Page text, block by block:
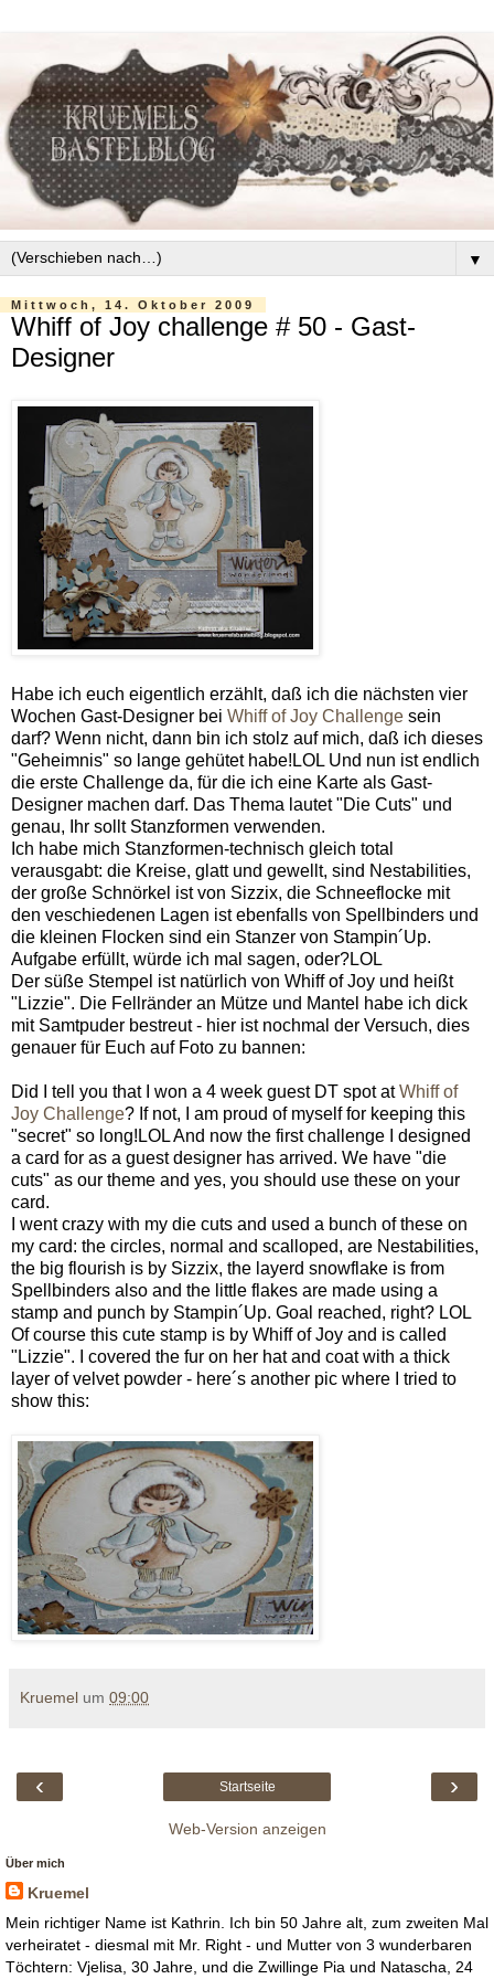
▼
Mittwoch, 14. Oktober 2009
Whiff of Joy challenge # 50 - Gast-
Designer
Habe ich euch eigentlich erzählt, daß ich die nächsten vier
Wochen Gast-Designer bei Whiff of Joy Challenge sein
darf? Wenn nicht, dann bin ich stolz auf mich, daß ich dieses
"Geheimnis" so lange gehütet habe!LOL Und nun ist endlich
die erste Challenge da, für die ich eine Karte als Gast-
Designer machen darf. Das Thema lautet "Die Cuts" und
genau, Ihr sollt Stanzformen verwenden.
Ich habe mich Stanzformen-technisch gleich total
verausgabt: die Kreise, glatt und gewellt, sind Nestabilities,
der große Schnörkel ist von Sizzix, die Schneeflocke mit
den veschiedenen Lagen ist ebenfalls von Spellbinders und
die kleinen Flocken sind ein Stanzer von Stampin´Up.
Aufgabe erfüllt, würde ich mal sagen, oder?LOL
Der süße Stempel ist natürlich von Whiff of Joy und heißt
"Lizzie". Die Fellränder an Mütze und Mantel habe ich dick
mit Samtpuder bestreut - hier ist nochmal der Versuch, dies
genauer für Euch auf Foto zu bannen:
Did I tell you that I won a 4 week guest DT spot atWhiff of
Joy Challenge? If not, I am proud of myself for keeping this
"secret" so long!LOL And now the first challenge I designed
a card for as a guest designer has arrived. We have "die
cuts" as our theme and yes, you should use these on your
card.
I went crazy with my die cuts and used a bunch of these on
my card: the circles, normal and scalloped, are Nestabilities,
the big flourish is by Sizzix, the layerd snowflake is from
Spellbinders also and the little flakes are made using a
stamp and punch by Stampin´Up. Goal reached, right? LOL
Of course this cute stamp is by Whiff of Joy and is called
"Lizzie". I covered the fur on her hat and coat with a thick
layer of velvet powder - here´s another pic where I tried to
show this:
Kruemel um 09:00
‹ ›
Startseite
Web-Version anzeigen
Über mich
Kruemel
Mein richtiger Name ist Kathrin. Ich bin 50 Jahre alt, zum zweiten Mal
verheiratet - diesmal mit Mr. Right - und Mutter von 3 wunderbaren
Töchtern: Vjelisa, 30 Jahre, und die Zwillinge Pia und Natascha, 24